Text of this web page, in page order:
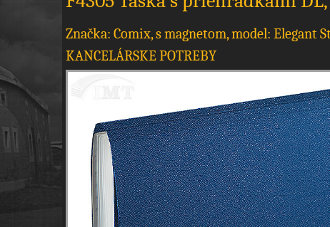
Značka: Comix, s magnetom, model: Elegant
KANCELÁRSKE POTREBY